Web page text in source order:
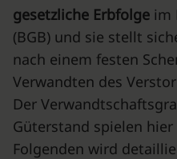
gesetzliche Erbfolge im
(BGB) und sie stellt
nach einem festen
Verwandten des
Der
Güterstand spielen
Folgenden wird